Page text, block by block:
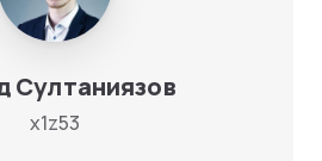
Султаниязов
x1z53